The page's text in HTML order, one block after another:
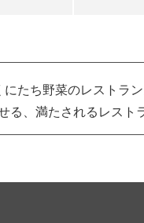
たち野菜のレストラン
、満たされるレスト